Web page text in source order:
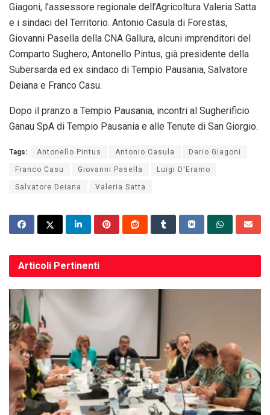
Giagoni, l’assessore regionale dell’Agricoltura Valeria Satta
e i sindaci del Territorio. Antonio Casula di Forestas,
Giovanni Pasella della CNA Gallura, alcuni imprenditori del
Comparto Sughero; Antonello Pintus, già presidente della
Subersarda ed ex sindaco di Tempio Pausania, Salvatore
Deiana e Franco Casu.
Dopo il pranzo a Tempio Pausania, incontri al Sugherificio
Ganau SpA di Tempio Pausania e alle Tenute di San Giorgio.
Tags: Antonello Pintus Antonio Casula Dario Giagoni
Franco Casu Giovanni Pasella Luigi D'Eramo
Salvatore Deiana Valeria Satta
Articoli Pertinenti